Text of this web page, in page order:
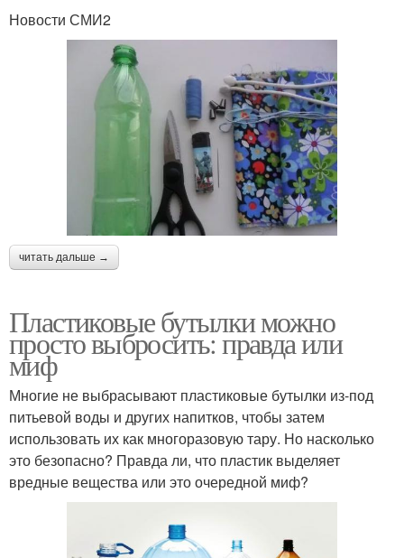
Новости СМИ2
читать дальше →
Пластиковые бутылки можно
просто выбросить: правда или
миф
Многие не выбрасывают пластиковые бутылки из-под
питьевой воды и других напитков, чтобы затем
использовать их как многоразовую тару. Но насколько
это безопасно? Правда ли, что пластик выделяет
вредные вещества или это очередной миф?